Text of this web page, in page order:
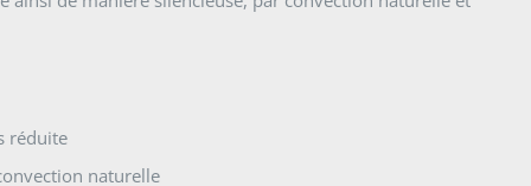
réduite
naturelle